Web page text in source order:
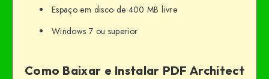
Espaço em disco de 400 MB livre
Windows 7 ou superior
Como Baixar e Instalar PDF Architect